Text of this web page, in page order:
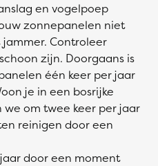
en vogelpoep
zonnepanelen niet
Controleer
zijn. Doorgaans is
één keer per jaar
je in een bosrijke
we om twee keer per jaar
reinigen door een
door een moment